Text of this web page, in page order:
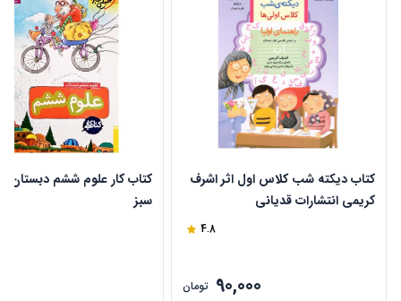
کتاب دیکته شب کلاس اول اثر اشرف
کریمی انتشارات قدیانی
4.8
90,000 تومان
کتاب کار علوم ششم دبستان
سبز